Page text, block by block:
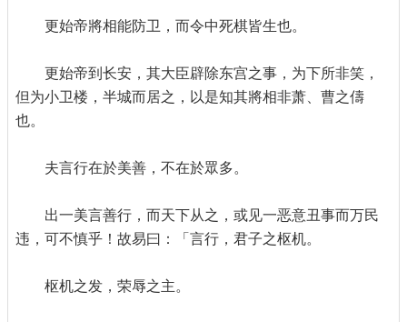
更始帝將相能防卫，而令中死棋皆生也。
更始帝到长安，其大臣辟除东宫之事，为下所非笑，
但为小卫楼，半城而居之，以是知其將相非萧、曹之儔
也。
夫言行在於美善，不在於眾多。
出一美言善行，而天下从之，或见一恶意丑事而万民
违，可不慎乎！故易曰：「言行，君子之枢机。
枢机之发，荣辱之主。